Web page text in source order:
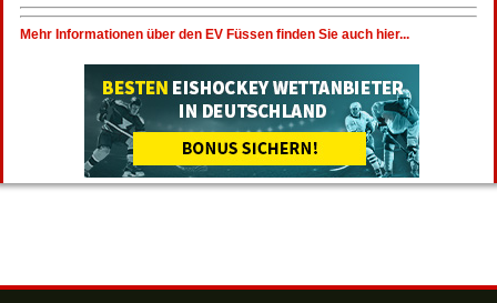
Mehr Informationen über den EV Füssen finden Sie auch hier...